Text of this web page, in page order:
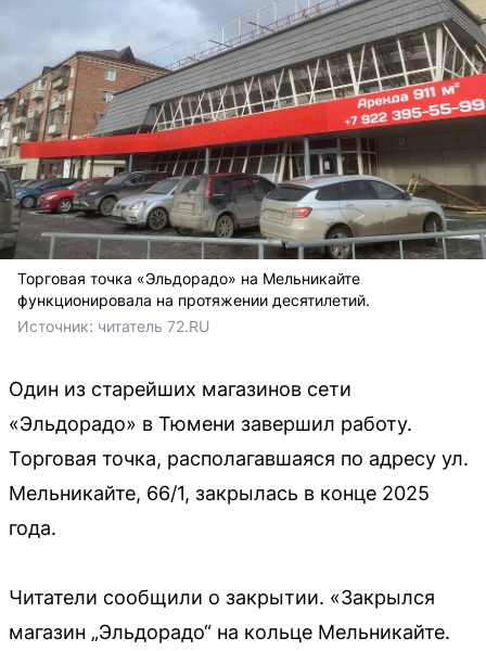
Торговая точка «Эльдорадо» на Мельникайте
функционировала на протяжении десятилетий.
Источник: читатель 72.RU
Один из старейших магазинов сети
«Эльдорадо» в Тюмени завершил работу.
Торговая точка, располагавшаяся по адресу ул.
Мельникайте, 66/1, закрылась в конце 2025
года.
Читатели сообщили о закрытии. «Закрылся
магазин „Эльдорадо“ на кольце Мельникайте.